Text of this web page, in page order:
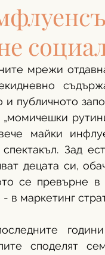
мрежи
и публичното
„момичешки
майки
Зад
децата си,
се превърне
в маркетинг
споделят